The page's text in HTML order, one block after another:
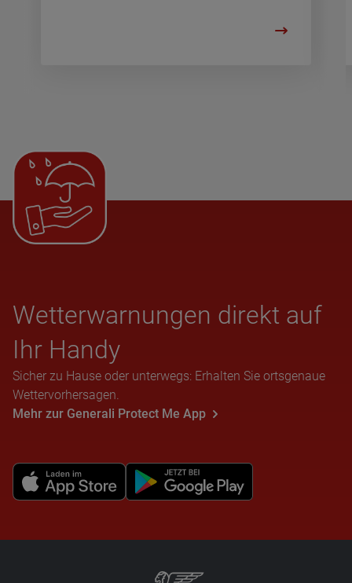
Wet­ter­war­nun­gen direkt auf
Ihr Handy
Sicher zu Hause oder unterwegs: Erhalten Sie ortsgenaue
Wettervorhersagen.
Mehr zur Generali Protect Me App